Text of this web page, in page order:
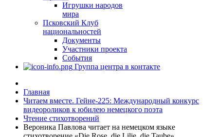
Игрушки народов
мира
Псковский Клуб
национальностей
Документы
Участники проекта
События
Группа центра в контакте
Главная
Читаем вместе. Гейне-225: Международный конкурс
видеороликов к юбилею немецкого поэта
Чтение стихотворений
Вероника Павлова читает на немецком языке